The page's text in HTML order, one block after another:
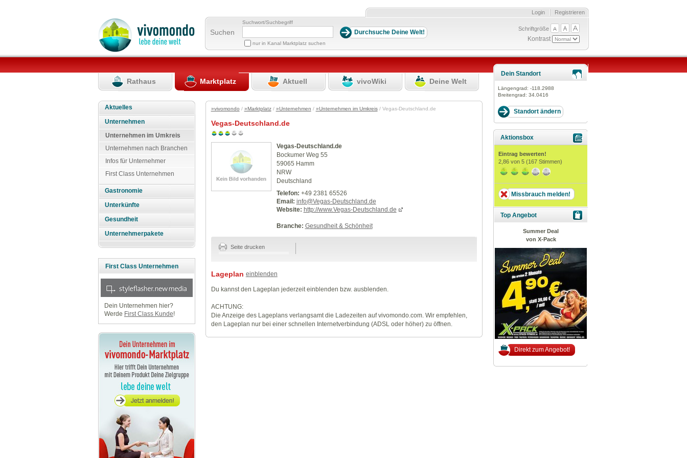
Registrieren
Login
Suchen
Suchwort/Suchbegriff
nur in Kanal Marktplatz suchen
Schriftgröße
Kontrast
Rathaus Marktplatz Aktuell vivoWiki Deine Welt
Aktuelles
Unternehmen
Unternehmen im Umkreis
Unternehmen nach Branchen
Infos für Unternehmer
First Class Unternehmen
Gastronomie
Unterkünfte
Gesundheit
Unternehmerpakete
First Class Unternehmen
Dein Unternehmen hier?
Werde First Class Kunde!
»vivomondo / »Marktplatz/ »Unternehmen / »Unternehmen im Umkreis/ Vegas-Deutschland.de
Vegas-Deutschland.de
Vegas-Deutschland.de
Bockumer Weg 55
59065 Hamm
NRW
Deutschland
Telefon: +49 2381 65526
Email: info@Vegas-Deutschland.de
Website: http://www.Vegas-Deutschland.de
Branche: Gesundheit & Schönheit
Seite drucken
Lageplan einblenden
Du kannst den Lageplan jederzeit einblenden bzw. ausblenden.
ACHTUNG:
Die Anzeige des Lageplans verlangsamt die Ladezeiten auf vivomondo.com. Wir empfehlen,
den Lageplan nur bei einer schnellen Internetverbindung (ADSL oder höher) zu öffnen.
Dein Standort
Längengrad: -118.2988
Breitengrad: 34.0416
Aktionsbox
Eintrag bewerten!
2,86 von 5 (167 Stimmen)
Missbrauch melden!
Top Angebot
Summer Deal
von X-Pack
Direkt zum Angebot!